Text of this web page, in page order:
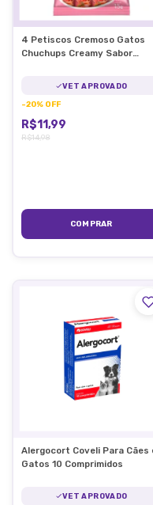
4 Petiscos Cremoso Gatos
Chuchups Creamy Sabor
VET APROVADO
-20% OFF
R$11,99
R$14,98
Alergocort Coveli Para Cães
Gatos 10 Comprimidos
VET APROVADO